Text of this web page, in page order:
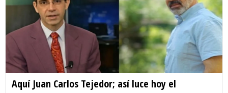
Aquí Juan Carlos Tejedor; así luce hoy el